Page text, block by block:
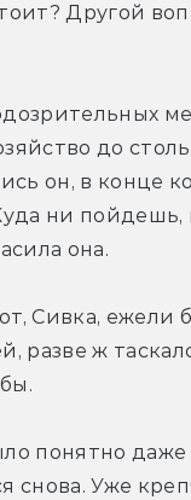
Другой
до
он, в конце
ни пойдешь,
она.
Сивка, ежели
разве ж
понятно даже
снова. Уже